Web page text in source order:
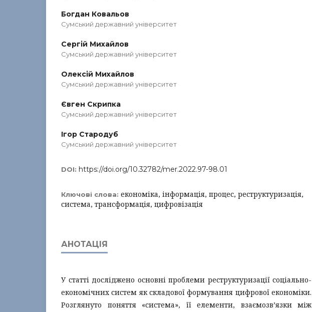
Богдан Ковальов
Сумський державний університет
Сергій Михайлов
Сумський державний університет
Олексій Михайлов
Сумський державний університет
Євген Скрипка
Сумський державний університет
Ігор Стародуб
Сумський державний університет
DOI: https://doi.org/10.32782/mer.2022.97-98.01
Ключові слова: економіка, інформація, процес, реструктуризація,
система, трансформація, цифровізація
АНОТАЦІЯ
У статті досліджено основні проблеми реструктуризації соціально-
економічних систем як складової формування цифрової економіки.
Розглянуто поняття «система», її елементи, взаємозв’язки між